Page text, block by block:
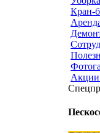
Кран-